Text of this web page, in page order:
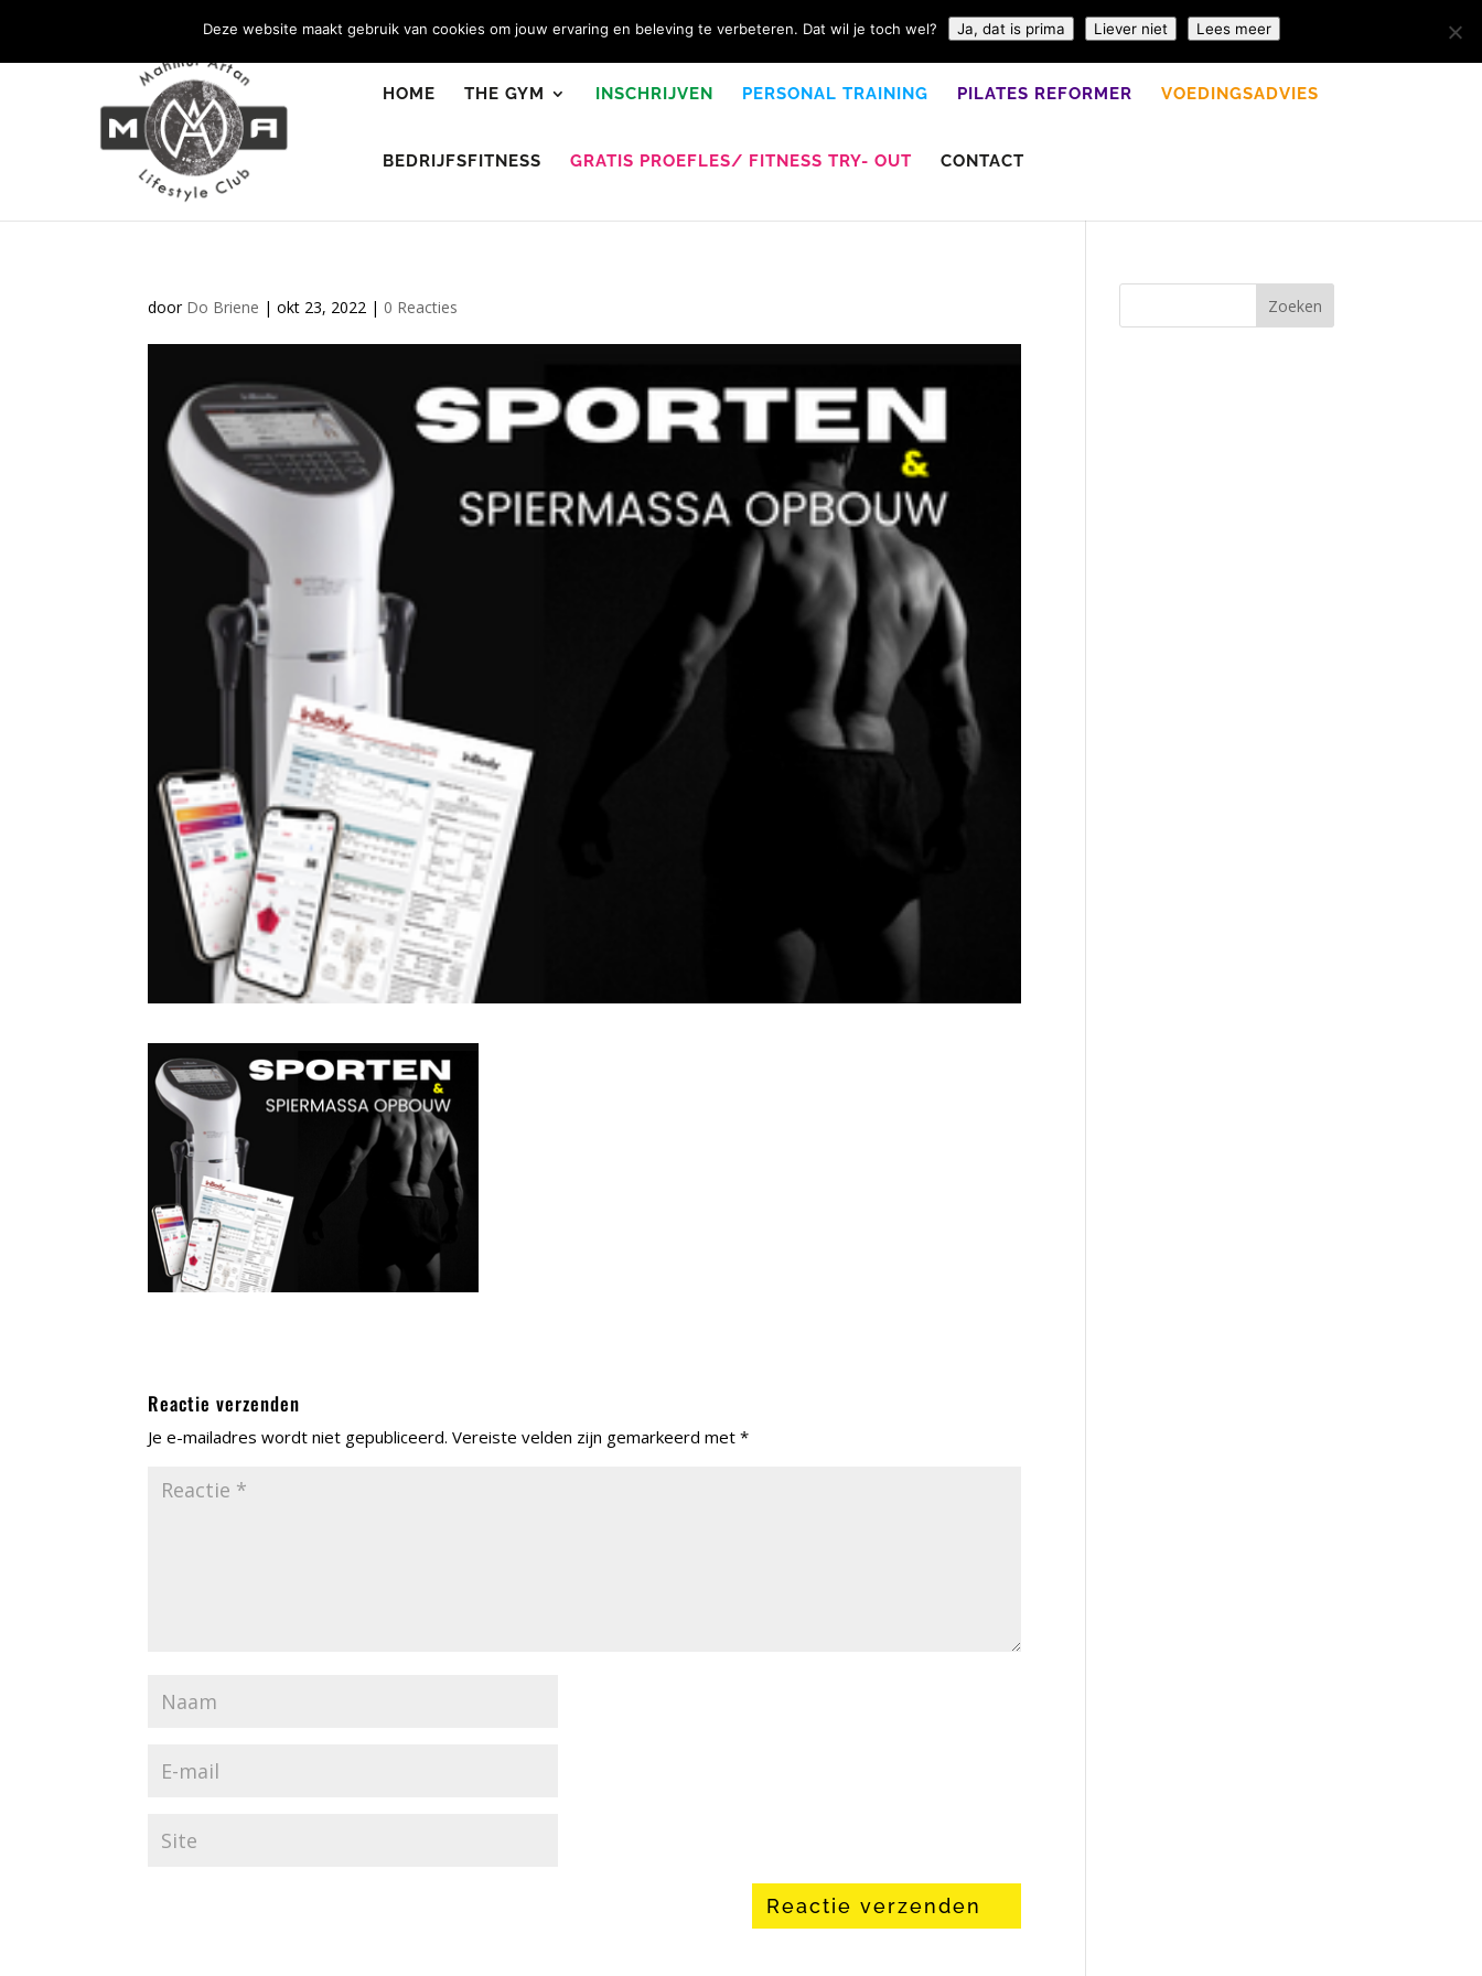
HOME THE GYM INSCHRIJVEN PERSONAL TRAINING PILATES REFORMER VOEDINGSADVIES
BEDRIJFSFITNESS GRATIS PROEFLES/ FITNESS TRY- OUT CONTACT
door Do Briene |okt 23, 2022 | 0 Reacties
Reactie verzenden
Je e-mailadres wordt niet gepubliceerd. Vereiste velden zijn gemarkeerd met*
Deze website maakt gebruik van cookies om jouw ervaring en beleving te verbeteren. Dat wil je toch wel? Ja, dat is prima Liever niet Lees meer